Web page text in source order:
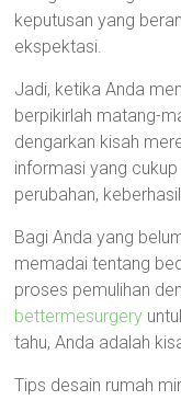
keputusan yang
ekspektasi.
Jadi, ketika Anda
berpikirlah matang-
dengarkan kisah
informasi yang
perubahan,
Bagi Anda yang
memadai tentang
proses pemulihan
bettermesurgery
tahu, Anda adalah
Tips desain rumah